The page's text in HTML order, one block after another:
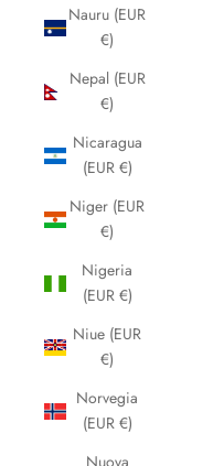
Nauru (EUR
€)
Nepal (EUR
€)
Nicaragua
(EUR €)
Niger (EUR
€)
Nigeria
(EUR €)
Niue (EUR
€)
Norvegia
(EUR €)